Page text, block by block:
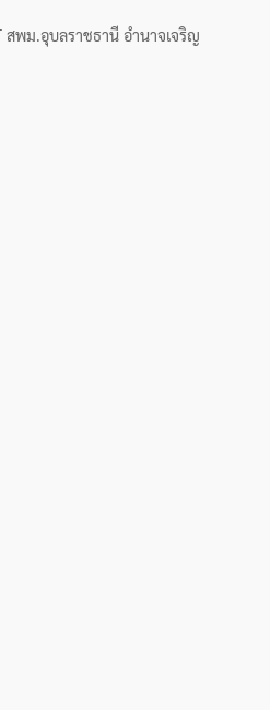
สพม.อุบลราชธานี อำนาจเจริญ